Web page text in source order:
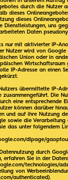
durch die Nutzer
dieses
dieses
Dienstleistungen, uns
Daten
nur mit aktivierter IP-
Nutzer wird von
Union oder in
Wirtschaftsraum
IP-Adresse an einen
übermittelte IP-
Die
eine entsprechende
können darüber
und auf ihre Nutzung
sowie die Verarbeitung
das unter folgendem
dlpage/
durch
erfahren Sie in der
technologies/
von
authenticated).